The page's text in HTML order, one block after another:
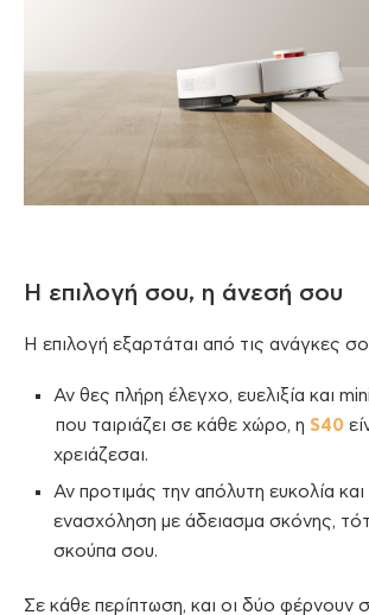
Η επιλογή σου, η άνεσή σου
Η επιλογή εξαρτάται από τις ανάγκες
Αν θες πλήρη έλεγχο, ευελιξία και
που ταιριάζει σε κάθε χώρο, η S40
χρειάζεσαι.
Αν προτιμάς την απόλυτη ευκολία και
ενασχόληση με άδειασμα σκόνης,
σκούπα σου.
Σε κάθε περίπτωση, και οι δύο φέρνουν